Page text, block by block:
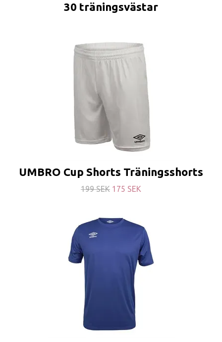
30 träningsvästar
UMBRO Cup Shorts Träningsshorts
199 SEK 175 SEK